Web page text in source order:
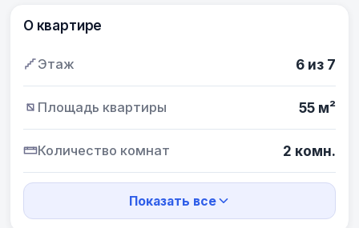
О квартире
Этаж 6 из 7
Площадь квартиры 55 м²
Количество комнат 2 комн.
Показать все